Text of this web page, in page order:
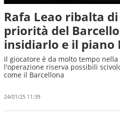
Rafa Leao ribalta
priorità del
insidiarlo e il piano
Il giocatore è da molto tempo
l'operazione riserva possibili
come il Barcellona
24/01/25 11:39